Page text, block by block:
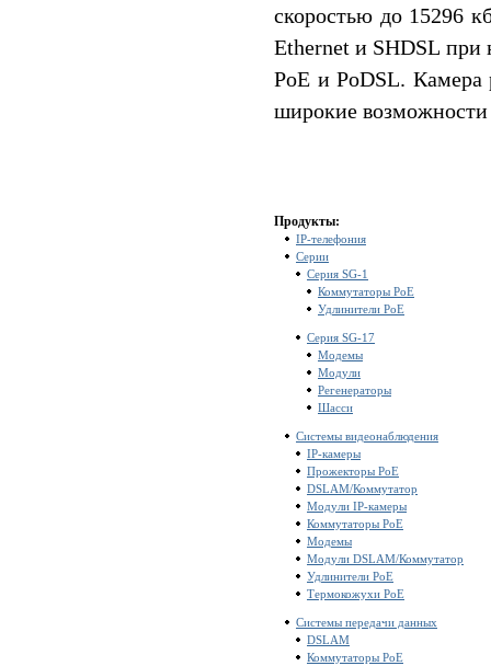
скоростью до 15296
Ethernet и SHDSL при
PoE и PoDSL. Камера
широкие возможности
Продукты:
IP-телефония
Серии
Серия SG-1
Коммутаторы PoE
Удлинители PoE
Серия SG-17
Модемы
Модули
Регенераторы
Шасси
Системы видеонаблюдения
IP-камеры
Прожекторы PoE
DSLAM/Коммутатор
Модули IP-камеры
Коммутаторы PoE
Модемы
Модули DSLAM/Коммутатор
Удлинители PoE
Термокожухи PoE
Системы передачи данных
DSLAM
Коммутаторы PoE